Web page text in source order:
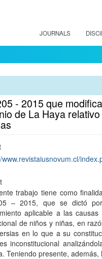
JOURNALS
- 2015 que
de La Haya
www.revistaiusnovum.cl/
trabajo tiene como
– 2015, que se dictó
aplicable a las
de niños y niñas, en
en lo que a su
inconstitucional
Teniendo presente,